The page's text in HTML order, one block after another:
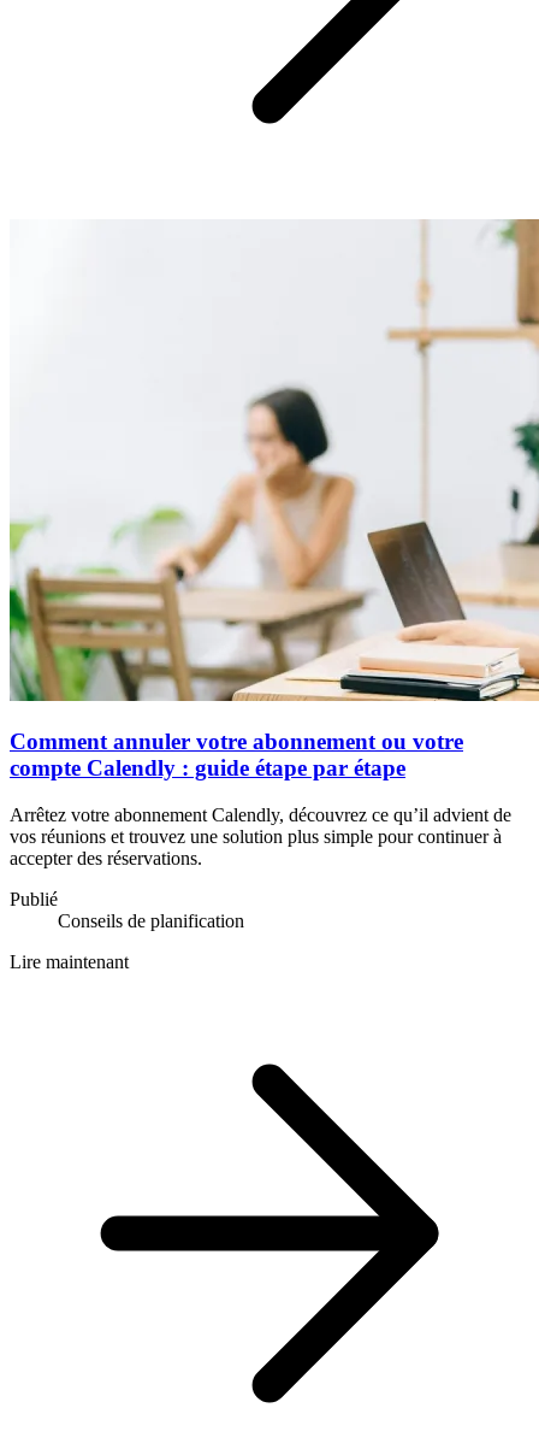
Comment annuler votre abonnement ou votre
compte Calendly : guide étape par étape
Arrêtez votre abonnement Calendly, découvrez ce qu’il advient de
vos réunions et trouvez une solution plus simple pour continuer à
accepter des réservations.
Publié
Conseils de planification
Lire maintenant